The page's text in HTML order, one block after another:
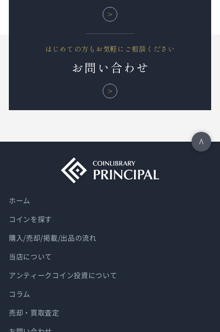
はじめての方もお気軽にご相談ください
お問い合わせ
ホーム
コインを探す
購入/売却/掲載/出品の流れ
当店について
アンティークコイン投資について
コラム
売却・買取査定